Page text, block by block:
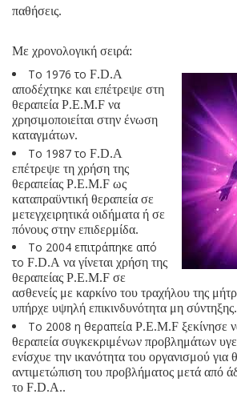
παθήσεις.
Με χρονολογική σειρά:
Το 1976 το F.D.A
αποδέχτηκε και επέτρεψε στη
θεραπεία P.E.M.F να
χρησιμοποιείται στην ένωση
καταγμάτων.
Το 1987 το F.D.A
επέτρεψε τη χρήση της
θεραπείας P.E.M.F ως
καταπραϋντική θεραπεία σε
μετεγχειρητικά οιδήματα ή σε
πόνους στην επιδερμίδα.
Το 2004 επιτράπηκε από
το F.D.A να γίνεται χρήση της
θεραπείας P.E.M.F σε
ασθενείς με καρκίνο του τραχήλου της
υπήρχε υψηλή επικινδυνότητα μη σύντηξης.
Το 2008 η θεραπεία P.E.M.F ξεκίνησε
θεραπεία συγκεκριμένων προβλημάτων
ενίσχυε την ικανότητα του οργανισμού για
αντιμετώπιση του προβλήματος μετά από
το F.D.A..